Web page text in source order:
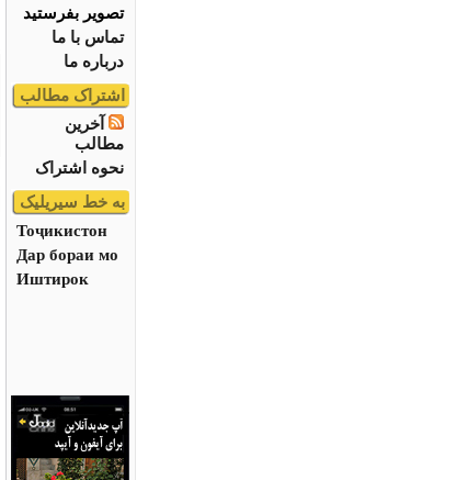
تصویر بفرستید
تماس با ما
درباره ما
اشتراک مطالب
آخرین
مطالب
نحوه اشتراک
به خط سیریلیک
Тоҷикистон
Дар бораи мо
Иштирок